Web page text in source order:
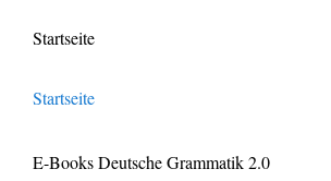
Startseite
Startseite
E-Books Deutsche Grammatik 2.0